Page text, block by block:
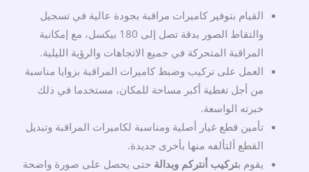
القيام بتوفير كاميرات مراقبة بجودة عالية في تسجيل
والتقاط الصور بدقة تصل إلى 180 بيكسل، مع إمكانية
المراقبة المتحركة في جميع الاتجاهات والرؤية الليلية.
العمل على تركيب وضبط كاميرات المراقبة بزوايا مناسبة
من أجل تغطية أكبر مساحة للمكان، مستخدما في ذلك
خبرته الواسعة.
تأمين قطع غيار أصلية ومناسبة لكاميرات المراقبة وتبديل
القطع ألتألفه منها بأخرى جديدة.
يقوم بتركيب أنتركم وبدالة حتى يحصل على صورة واضحة